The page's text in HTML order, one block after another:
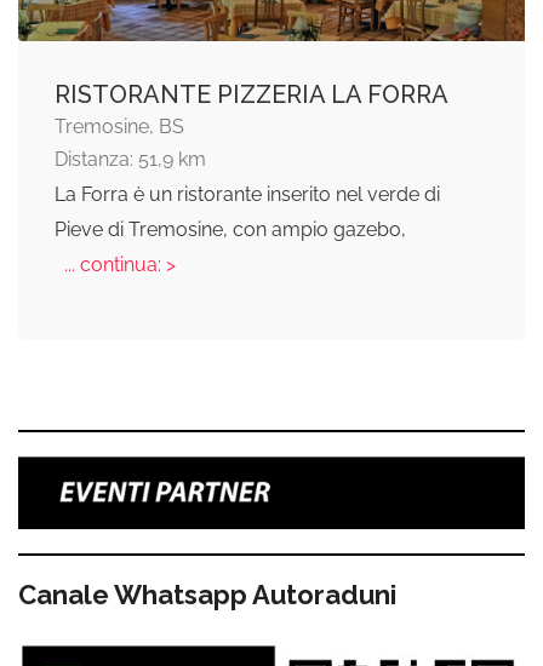
RISTORANTE PIZZERIA LA FORRA
Tremosine, BS
Distanza: 51,9 km
La Forra è un ristorante inserito nel verde di
Pieve di Tremosine, con ampio gazebo,
... continua: >
Canale Whatsapp Autoraduni